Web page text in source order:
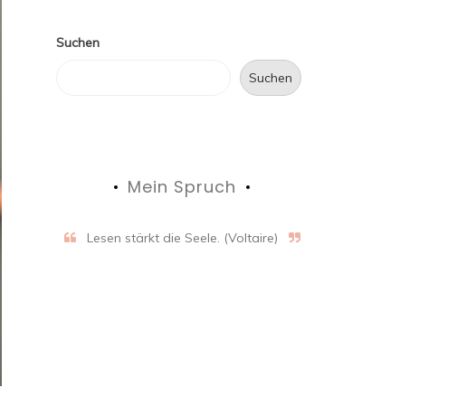
Suchen
Suchen
Mein Spruch
Lesen stärkt die Seele. (Voltaire)